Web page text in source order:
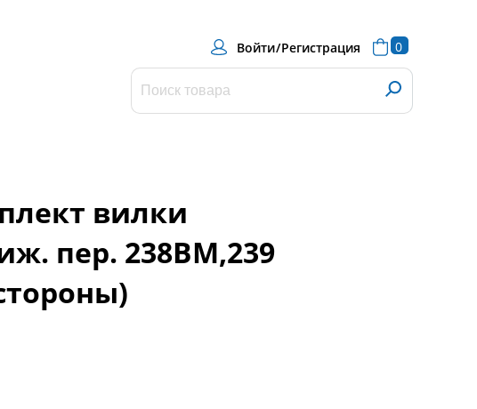
Войти/Регистрация 0
вилки
пер. 238ВМ,239